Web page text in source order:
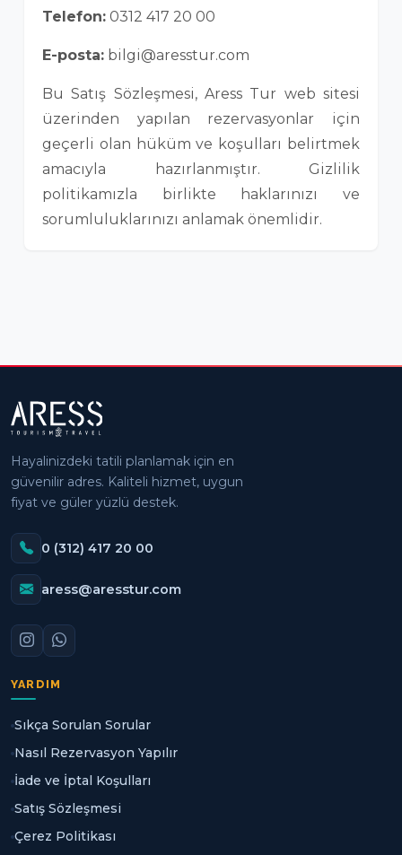
Telefon: 0312 417 20 00
E-posta: bilgi@aresstur.com
Bu Satış Sözleşmesi, Aress Tur web sitesi
üzerinden yapılan rezervasyonlar için
geçerli olan hüküm ve koşulları belirtmek
amacıyla hazırlanmıştır. Gizlilik
politikamızla birlikte haklarınızı ve
sorumluluklarınızı anlamak önemlidir.
Hayalinizdeki tatili planlamak için en
güvenilir adres. Kaliteli hizmet, uygun
fiyat ve güler yüzlü destek.
0 (312) 417 20 00
aress@aresstur.com
YARDIM
Sıkça Sorulan Sorular
Nasıl Rezervasyon Yapılır
İade ve İptal Koşulları
Satış Sözleşmesi
Çerez Politikası